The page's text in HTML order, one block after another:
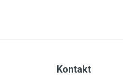
LIISTUD (183)
Kontakt